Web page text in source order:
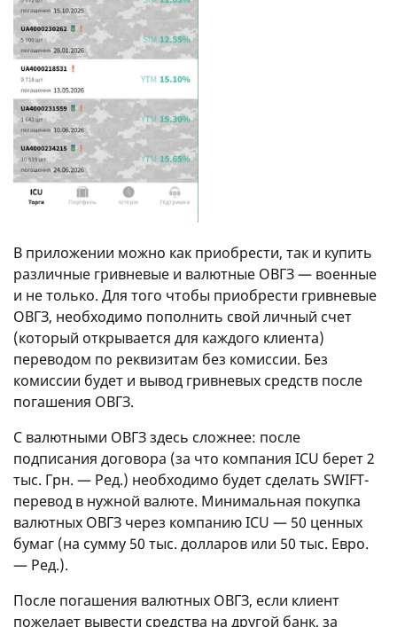
В приложении можно как приобрести, так и купить
различные гривневые и валютные ОВГЗ — военные
и не только. Для того чтобы приобрести гривневые
ОВГЗ, необходимо пополнить свой личный счет
(который открывается для каждого клиента)
переводом по реквизитам без комиссии. Без
комиссии будет и вывод гривневых средств после
погашения ОВГЗ.
С валютными ОВГЗ здесь сложнее: после
подписания договора (за что компания ICU берет 2
тыс. Грн. — Ред.) необходимо будет сделать SWIFT-
перевод в нужной валюте. Минимальная покупка
валютных ОВГЗ через компанию ICU — 50 ценных
бумаг (на сумму 50 тыс. долларов или 50 тыс. Евро.
— Ред.).
После погашения валютных ОВГЗ, если клиент
пожелает вывести средства на другой банк, за